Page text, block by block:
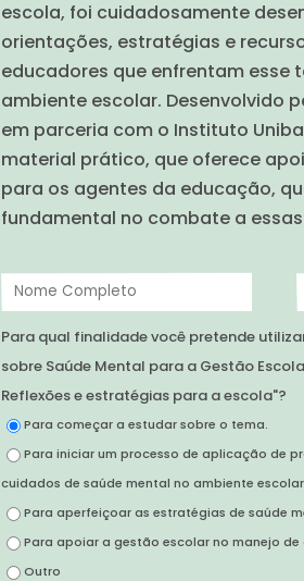
escola, foi cuidadosamente
orientações, estratégias e
educadores que enfrentam esse
ambiente escolar. Desenvolvido
em parceria com o Instituto
material prático, que oferece
para os agentes da educação,
fundamental no combate a
Para qual finalidade você pretende
sobre Saúde Mental para a Gestão
Reflexões e estratégias para a escola"?
Para começar a estudar sobre o tema.
Para iniciar um processo de aplicação de
cuidados de saúde mental no ambiente
Para aperfeiçoar as estratégias de saúde
Para apoiar a gestão escolar no manejo
Outro